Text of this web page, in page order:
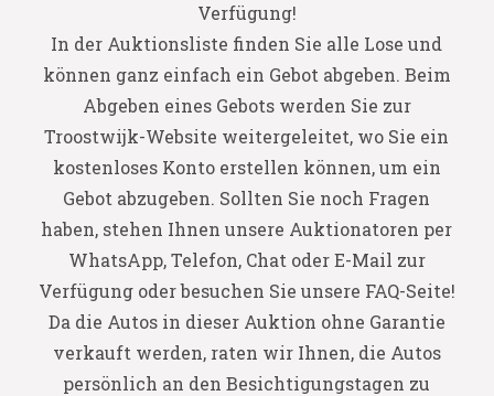
Verfügung!
In der Auktionsliste finden Sie alle Lose und
können ganz einfach ein Gebot abgeben. Beim
Abgeben eines Gebots werden Sie zur
Troostwijk-Website weitergeleitet, wo Sie ein
kostenloses Konto erstellen können, um ein
Gebot abzugeben. Sollten Sie noch Fragen
haben, stehen Ihnen unsere Auktionatoren per
WhatsApp, Telefon, Chat oder E-Mail zur
Verfügung oder besuchen Sie unsere FAQ-Seite!
Da die Autos in dieser Auktion ohne Garantie
verkauft werden, raten wir Ihnen, die Autos
persönlich an den Besichtigungstagen zu